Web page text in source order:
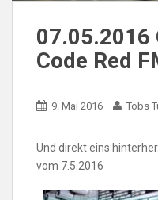
07.05.2016
Code Red
9. Mai 2016 Tobs
Und direkt eins
vom 7.5.2016